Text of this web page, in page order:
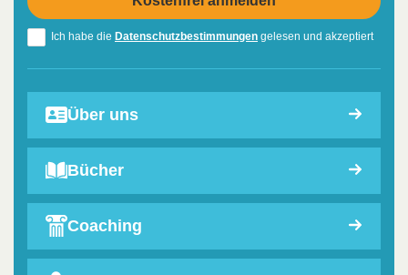
Ich habe die Datenschutzbestimmungen gelesen und akzeptiert
Über uns
Bücher
Coaching